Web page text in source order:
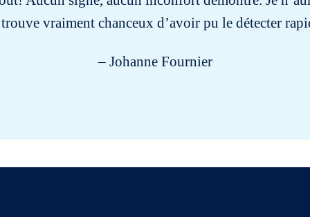
vraiment chanceux d’avoir pu le détecter
– Johanne Fournier